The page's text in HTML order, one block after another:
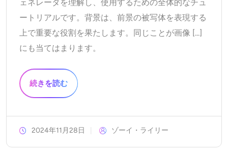
ェネレータを理解し、使用するための全体的なチュ
ートリアルです。背景は、前景の被写体を表現する
上で重要な役割を果たします。同じことが画像 [...]
にも当てはまります。
続きを読む
2024年11月28日 ゾーイ・ライリー